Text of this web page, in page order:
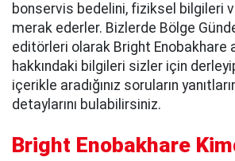
bonservis bedelini, fiziksel bilgileri
merak ederler. Bizlerde Bölge
editörleri olarak Bright Enobakhare
hakkındaki bilgileri sizler için
içerikle aradığınız soruların
detaylarını bulabilirsiniz.
Bright Enobakhare